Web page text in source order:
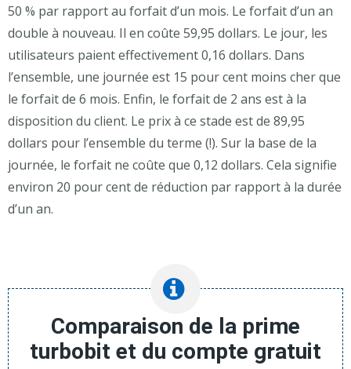
50 % par rapport au forfait d’un mois. Le forfait d’un an
double à nouveau. Il en coûte 59,95 dollars. Le jour, les
utilisateurs paient effectivement 0,16 dollars. Dans
l’ensemble, une journée est 15 pour cent moins cher que
le forfait de 6 mois. Enfin, le forfait de 2 ans est à la
disposition du client. Le prix à ce stade est de 89,95
dollars pour l’ensemble du terme (!). Sur la base de la
journée, le forfait ne coûte que 0,12 dollars. Cela signifie
environ 20 pour cent de réduction par rapport à la durée
d’un an.
Comparaison de la prime
turbobit et du compte gratuit